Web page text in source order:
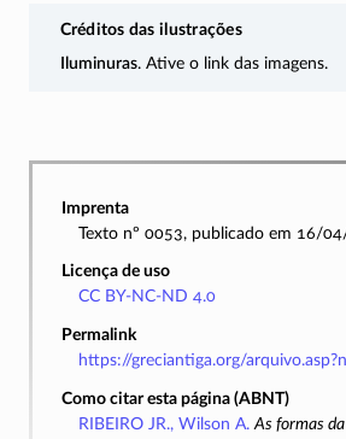
Créditos das ilustrações
Iluminuras. Ative o link das imagens.
Imprenta
Texto nº 0053, publicado em 16/
Licença de uso
CC BY-NC-ND 4.0
Permalink
https://greciantiga.org/
Como citar esta página (ABNT)
RIBEIRO JR., Wilson A. As formas